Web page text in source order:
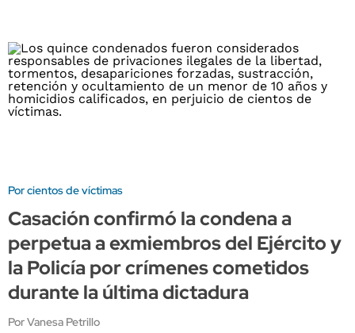
Por cientos de víctimas
Casación confirmó la condena a
perpetua a exmiembros del Ejército y
la Policía por crímenes cometidos
durante la última dictadura
Por Vanesa Petrillo